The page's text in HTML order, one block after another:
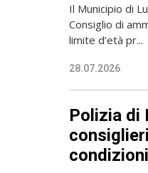
Il Municipio di
Consiglio di
limite d’età pr...
28.07.2026
Polizia di